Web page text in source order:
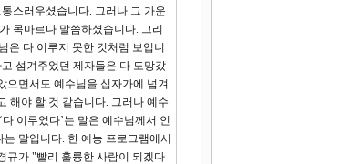
스러우셨습니다. 그러나 그 가운
목마르다 말씀하셨습니다. 그리
은 다 이루지 못한 것처럼 보입니
섬겨주었던 제자들은 다 도망갔
으면서도 예수님을 십자가에 넘겨
해야 할 것 같습니다. 그러나 예수
이루었다’는 말은 예수님께서 인
말입니다. 한 예능 프로그램에서
규가 "빨리 훌륭한 사람이 되겠다